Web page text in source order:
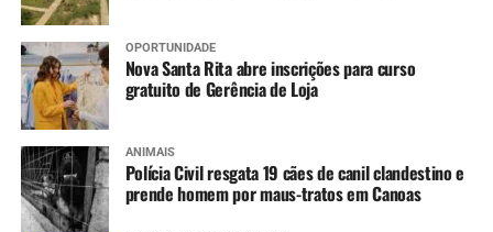
OPORTUNIDADE
Nova Santa Rita abre inscrições para curso
gratuito de Gerência de Loja
ANIMAIS
Polícia Civil resgata 19 cães de canil clandestino e
prende homem por maus-tratos em Canoas